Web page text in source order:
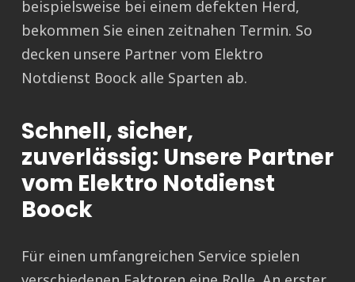
beispielsweise bei einem defekten Herd,
bekommen Sie einen zeitnahen Termin. So
decken unsere Partner vom Elektro
Notdienst Boock alle Sparten ab.
Schnell, sicher,
zuverlässig: Unsere Partner
vom Elektro Notdienst
Boock
Für einen umfangreichen Service spielen